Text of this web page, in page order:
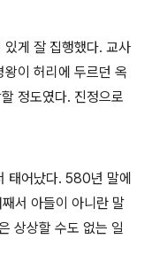
있게 잘 집행했다. 교사
이 허리에 두르던 옥
정도였다. 진정으로
태어났다. 580년 말에
서 아들이 아니란 말
상상할 수도 없는 일